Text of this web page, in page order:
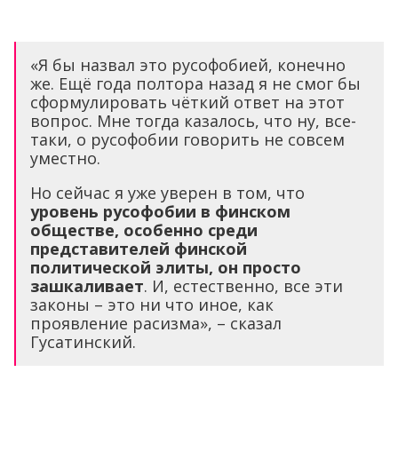
«Я бы назвал это русофобией, конечно
же. Ещё года полтора назад я не смог бы
сформулировать чёткий ответ на этот
вопрос. Мне тогда казалось, что ну, все-
таки, о русофобии говорить не совсем
уместно.
Но сейчас я уже уверен в том, что
уровень русофобии в финском
обществе, особенно среди
представителей финской
политической элиты, он просто
зашкаливает. И, естественно, все эти
законы – это ни что иное, как
проявление расизма», – сказал
Гусатинский.